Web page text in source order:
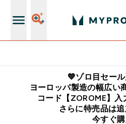
💙ゾロ目セー
ヨーロッパ製造の幅広い
コード【ZOROME】入
さらに特売品は
今すぐ購